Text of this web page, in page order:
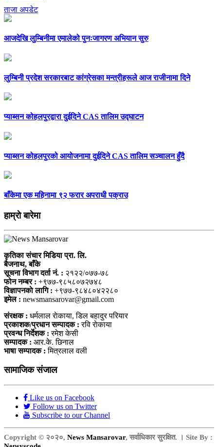
ताजा अपडेट
आजदेखि लुम्बिनीमा एमालेको पुनःजागरण अभियान सुरु
लुम्बिनी प्रदेश सरकारबाट कांग्रेसका मन्त्रीहरूले आज राजीनामा दिने
प्याब्सन कोहलपुरद्वारा दुईदिने CAS तालिम उद्घाटन
प्याब्सन कोहलपुरको आयोजनामा दुईदिने CAS तालिम सञ्चालन हुँदै
बाँकेमा एक महिनामा ९२ फरार अपराधी पक्राउ
हाम्राे बारेमा
कृतिका संचार मिडिया प्रा. लि.
बैजनाथ, बाँके
सूचना विभाग दर्ता नं. : २१२२/०७७-७८
फोन नम्बर : +९७७-९८५८०७२७४८
विज्ञापनकाे लागि : +९७७-९८४८०४२२८०
इमेल : newsmansarovar@gmail.com
संरक्षक : धर्मलाल राेकाया, डिल बहादुर परियार
प्रकाशक/प्रधान सम्पादक : रवि राेकाया
प्रवन्ध निर्देशक : रमेश केसी
सम्पादक : आर.के. छिनाल
भाषा सम्पादक : मित्रलाल वली
सामाजिक संजाल
Like us on Facebook
Follow us on Twitter
Subscribe to our Channel
Copyright © २०२०, News Mansarovar, सर्वाधिकार सुरक्षित. । Site By :